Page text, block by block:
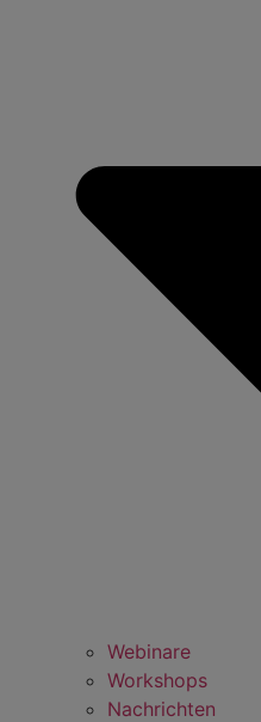
Webinare
Workshops
Nachrichten